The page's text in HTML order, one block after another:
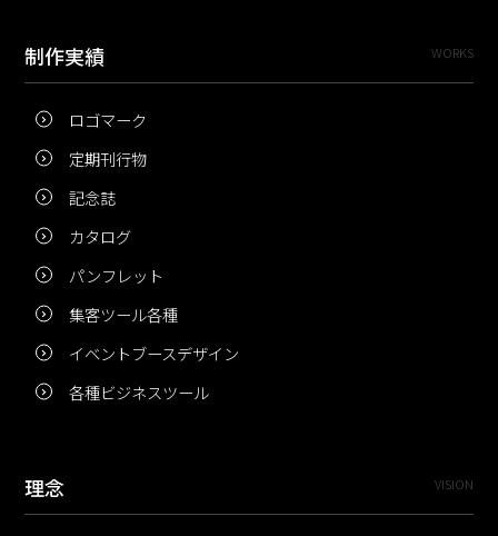
制作実績 WORKS
ロゴマーク
定期刊行物
記念誌
カタログ
パンフレット
集客ツール各種
イベントブースデザイン
各種ビジネスツール
理念 VISION